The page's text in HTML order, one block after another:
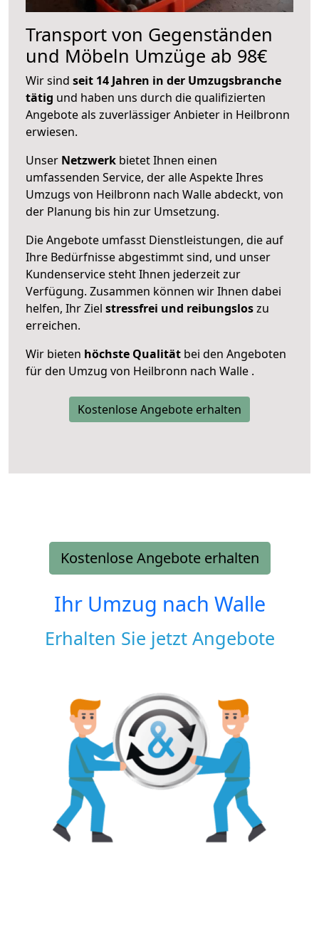
Transport von Gegenständen
und Möbeln Umzüge ab 98€
Wir sind seit 14 Jahren in der Umzugsbranche
tätig und haben uns durch die qualifizierten
Angebote als zuverlässiger Anbieter in Heilbronn
erwiesen.
Unser Netzwerk bietet Ihnen einen
umfassenden Service, der alle Aspekte Ihres
Umzugs von Heilbronn nach Walle abdeckt, von
der Planung bis hin zur Umsetzung.
Die Angebote umfasst Dienstleistungen, die auf
Ihre Bedürfnisse abgestimmt sind, und unser
Kundenservice steht Ihnen jederzeit zur
Verfügung. Zusammen können wir Ihnen dabei
helfen, Ihr Ziel stressfrei und reibungsloszu
erreichen.
Wir bieten höchste Qualität bei den Angeboten
für den Umzug von Heilbronn nach Walle .
Kostenlose Angebote erhalten
Kostenlose Angebote erhalten
Ihr Umzug nach Walle
Erhalten Sie jetzt Angebote